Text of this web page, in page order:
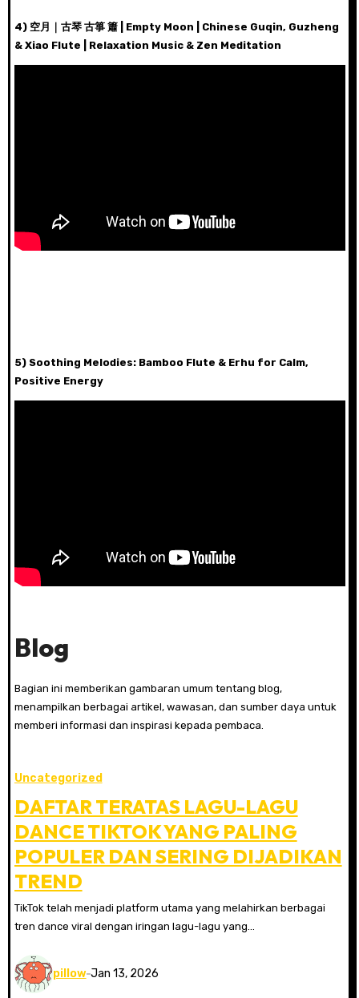
4) 空月｜古琴 古箏 簫 | Empty Moon | Chinese Guqin, Guzheng
& Xiao Flute | Relaxation Music & Zen Meditation
5) Soothing Melodies: Bamboo Flute & Erhu for Calm,
Positive Energy
Blog
Bagian ini memberikan gambaran umum tentang blog,
menampilkan berbagai artikel, wawasan, dan sumber daya untuk
memberi informasi dan inspirasi kepada pembaca.
Uncategorized
DAFTAR TERATAS LAGU-LAGU
DANCE TIKTOK YANG PALING
POPULER DAN SERING DIJADIKAN
TREND
TikTok telah menjadi platform utama yang melahirkan berbagai
tren dance viral dengan iringan lagu-lagu yang…
pillow Jan 13, 2026